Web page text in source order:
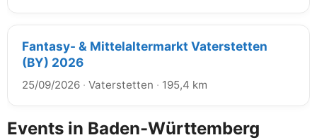
Fantasy- & Mittelaltermarkt Vaterstetten
(BY) 2026
25/09/2026 · Vaterstetten · 195,4 km
Events in Baden-Württemberg